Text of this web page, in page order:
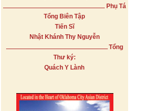
Phụ Tá
Tổng Biên Tập
Tiến Sĩ
Nhật Khánh Thy Nguyễn
Tổng
Thư ký:
Quách Y Lành